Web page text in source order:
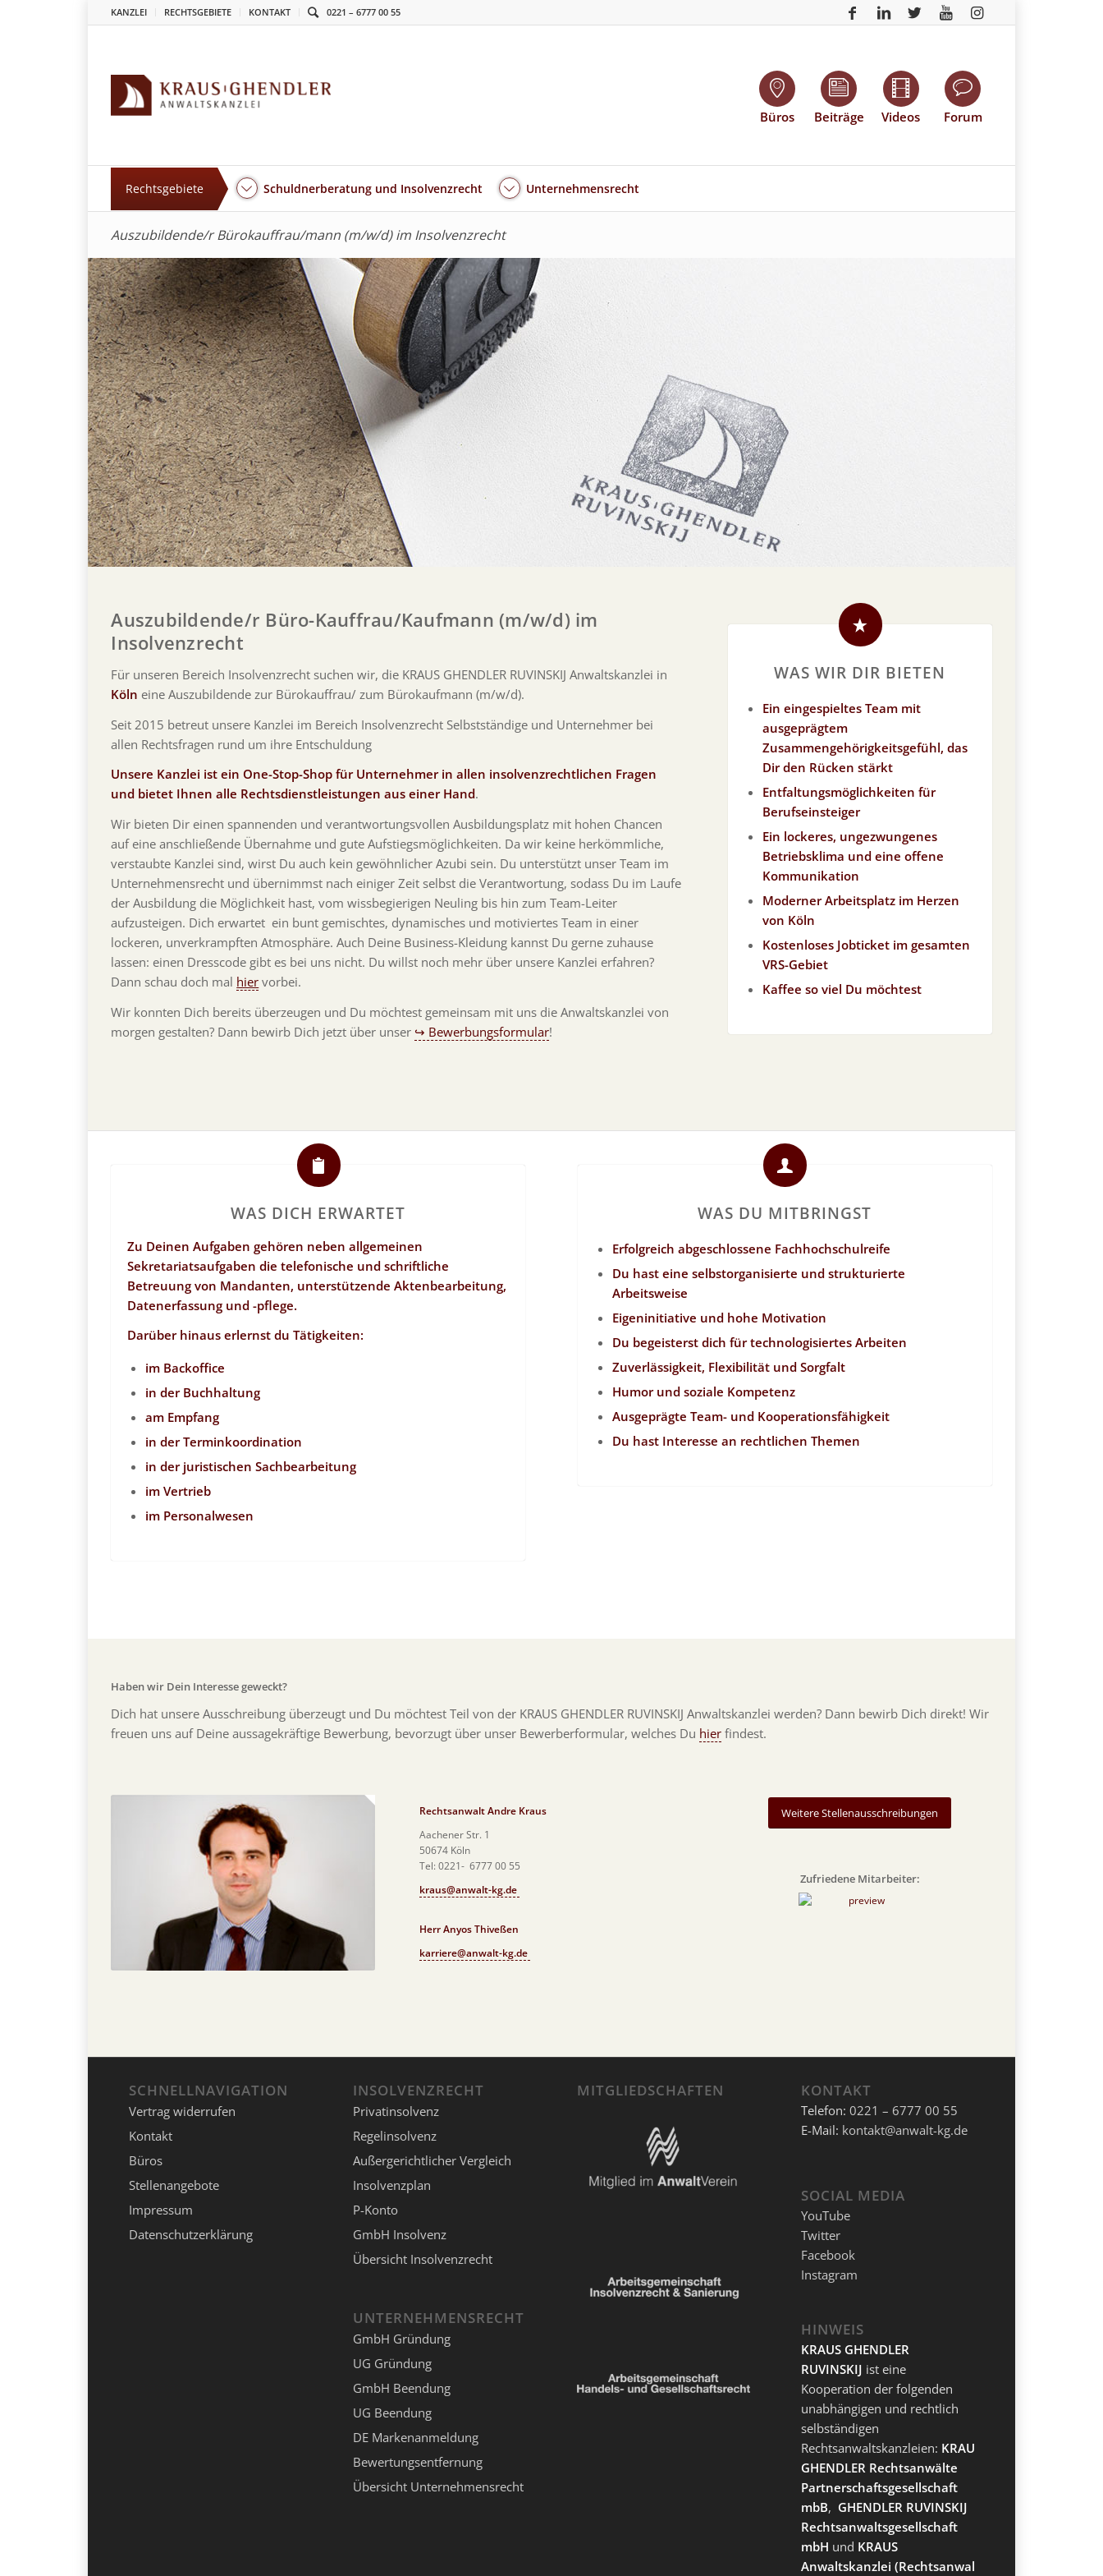
KANZLEI RECHTSGEBIETE KONTAKT 0221 – 6777 00 55
Büros Beiträge Videos Forum
Rechtsgebiete Schuldnerberatung und Insolvenzrecht Unternehmensrecht
Auszubildende/r Bürokauffrau/mann (m/w/d) im Insolvenzrecht
Auszubildende/r Büro-Kauffrau/Kaufmann (m/w/d) im
Insolvenzrecht
Für unseren Bereich Insolvenzrecht suchen wir, die KRAUS GHENDLER RUVINSKIJ Anwaltskanzlei in
Köln eine Auszubildende zur Bürokauffrau/ zum Bürokaufmann (m/w/d).
Seit 2015 betreut unsere Kanzlei im Bereich Insolvenzrecht Selbstständige und Unternehmer bei
allen Rechtsfragen rund um ihre Entschuldung
Unsere Kanzlei ist ein One-Stop-Shop für Unternehmer in allen insolvenzrechtlichen Fragen
und bietet Ihnen alle Rechtsdienstleistungen aus einer Hand.
Wir bieten Dir einen spannenden und verantwortungsvollen Ausbildungsplatz mit hohen Chancen
auf eine anschließende Übernahme und gute Aufstiegsmöglichkeiten. Da wir keine herkömmliche,
verstaubte Kanzlei sind, wirst Du auch kein gewöhnlicher Azubi sein. Du unterstützt unser Team im
Unternehmensrecht und übernimmst nach einiger Zeit selbst die Verantwortung, sodass Du im Laufe
der Ausbildung die Möglichkeit hast, vom wissbegierigen Neuling bis hin zum Team-Leiter
aufzusteigen. Dich erwartet ein bunt gemischtes, dynamisches und motiviertes Team in einer
lockeren, unverkrampften Atmosphäre. Auch Deine Business-Kleidung kannst Du gerne zuhause
lassen: einen Dresscode gibt es bei uns nicht. Du willst noch mehr über unsere Kanzlei erfahren?
Dann schau doch mal hier vorbei.
Wir konnten Dich bereits überzeugen und Du möchtest gemeinsam mit uns die Anwaltskanzlei von
morgen gestalten? Dann bewirb Dich jetzt über unser ↪ Bewerbungsformular!
WAS WIR DIR BIETEN
Ein eingespieltes Team mit
ausgeprägtem
Zusammengehörigkeitsgefühl, das
Dir den Rücken stärkt
Entfaltungsmöglichkeiten für
Berufseinsteiger
Ein lockeres, ungezwungenes
Betriebsklima und eine offene
Kommunikation
Moderner Arbeitsplatz im Herzen
von Köln
Kostenloses Jobticket im gesamten
VRS-Gebiet
Kaffee so viel Du möchtest
WAS DICH ERWARTET
Zu Deinen Aufgaben gehören neben allgemeinen
Sekretariatsaufgaben die telefonische und schriftliche
Betreuung von Mandanten, unterstützende Aktenbearbeitung,
Datenerfassung und -pflege.
Darüber hinaus erlernst du Tätigkeiten:
im Backoffice
in der Buchhaltung
am Empfang
in der Terminkoordination
in der juristischen Sachbearbeitung
im Vertrieb
im Personalwesen
WAS DU MITBRINGST
Erfolgreich abgeschlossene Fachhochschulreife
Du hast eine selbstorganisierte und strukturierte
Arbeitsweise
Eigeninitiative und hohe Motivation
Du begeisterst dich für technologisiertes Arbeiten
Zuverlässigkeit, Flexibilität und Sorgfalt
Humor und soziale Kompetenz
Ausgeprägte Team- und Kooperationsfähigkeit
Du hast Interesse an rechtlichen Themen
Haben wir Dein Interesse geweckt?
Dich hat unsere Ausschreibung überzeugt und Du möchtest Teil von der KRAUS GHENDLER RUVINSKIJ Anwaltskanzlei werden? Dann bewirb Dich direkt! Wir
freuen uns auf Deine aussagekräftige Bewerbung, bevorzugt über unser Bewerberformular, welches Du hier findest.
Rechtsanwalt Andre Kraus
Aachener Str. 1
50674 Köln
Tel: 0221- 6777 00 55
kraus@anwalt-kg.de
Herr Anyos Thiveßen
karriere@anwalt-kg.de
Weitere Stellenausschreibungen
Zufriedene Mitarbeiter:
SCHNELLNAVIGATION
Vertrag widerrufen
Kontakt
Büros
Stellenangebote
Impressum
Datenschutzerklärung
INSOLVENZRECHT
Privatinsolvenz
Regelinsolvenz
Außergerichtlicher Vergleich
Insolvenzplan
P-Konto
GmbH Insolvenz
Übersicht Insolvenzrecht
UNTERNEHMENSRECHT
GmbH Gründung
UG Gründung
GmbH Beendung
UG Beendung
DE Markenanmeldung
Bewertungsentfernung
Übersicht Unternehmensrecht
MITGLIEDSCHAFTEN KONTAKT
Telefon: 0221 – 6777 00 55
E-Mail: kontakt@anwalt-kg.de
SOCIAL MEDIA
YouTube
Twitter
Facebook
Instagram
HINWEIS
KRAUS GHENDLER
RUVINSKIJ ist eine
Kooperation der folgenden
unabhängigen und rechtlich
selbständigen
Rechtsanwaltskanzleien: KRAUS
GHENDLER Rechtsanwälte
Partnerschaftsgesellschaft
mbB, GHENDLER RUVINSKIJ
Rechtsanwaltsgesellschaft
mbH und KRAUS
Anwaltskanzlei (Rechtsanwalt